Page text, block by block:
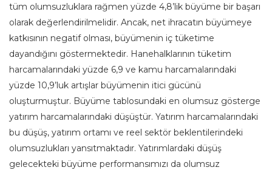
tüm olumsuzluklara rağmen yüzde 4,8’lik büyüme bir başarı
olarak değerlendirilmelidir. Ancak, net ihracatın büyümeye
katkısının negatif olması, büyümenin iç tüketime
dayandığını göstermektedir. Hanehalklarının tüketim
harcamalarındaki yüzde 6,9 ve kamu harcamalarındaki
yüzde 10,9’luk artışlar büyümenin itici gücünü
oluşturmuştur. Büyüme tablosundaki en olumsuz gösterge
yatırım harcamalarındaki düşüştür. Yatırım harcamalarındaki
bu düşüş, yatırım ortamı ve reel sektör beklentilerindeki
olumsuzlukları yansıtmaktadır. Yatırımlardaki düşüş
gelecekteki büyüme performansımızı da olumsuz